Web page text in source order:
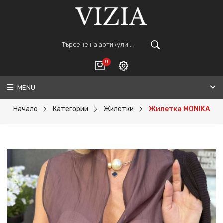
0
ВАШАТА КОЛИЧКА Е ПРАЗНА.
ПОРЪЧАЙ
Регистрация
MENU
Начало Категории Жилетки Жилетка MONIKA